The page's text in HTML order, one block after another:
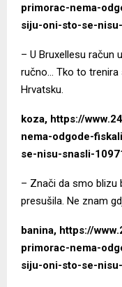
primorac-nema-
siju-oni-sto-se-
– U Bruxellesu račun
ručno… Tko to trenira
Hrvatsku.
koza, https://
nema-odgode-
se-nisu-snasli-
– Znači da smo blizu
presušila. Ne znam
banina, https://
primorac-nema-
siju-oni-sto-se-